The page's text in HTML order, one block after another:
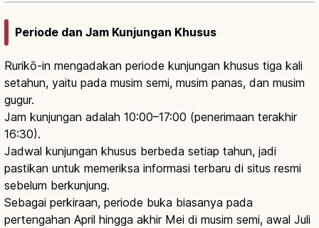
Periode dan Jam Kunjungan Khusus
Rurikō-in mengadakan periode kunjungan khusus tiga kali
setahun, yaitu pada musim semi, musim panas, dan musim
gugur.
Jam kunjungan adalah 10:00–17:00 (penerimaan terakhir
16:30).
Jadwal kunjungan khusus berbeda setiap tahun, jadi
pastikan untuk memeriksa informasi terbaru di situs resmi
sebelum berkunjung.
Sebagai perkiraan, periode buka biasanya pada
pertengahan April hingga akhir Mei di musim semi, awal Juli